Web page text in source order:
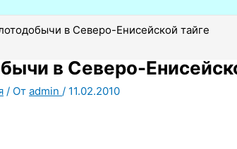
в Северо-Енисейской тайге
в Северо-
/ От admin / 11.02.2010